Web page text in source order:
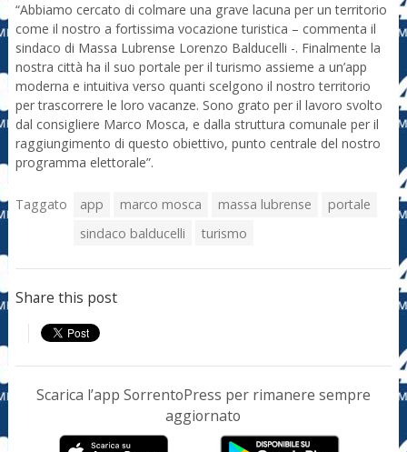
“Abbiamo cercato di colmare una grave lacuna per un territorio
come il nostro a fortissima vocazione turistica – commenta il
sindaco di Massa Lubrense Lorenzo Balducelli -. Finalmente la
nostra città ha il suo portale per il turismo assieme a un’app
moderna e intuitiva verso quanti scelgono il nostro territorio
per trascorrere le loro vacanze. Sono grato per il lavoro svolto
dal consigliere Marco Mosca, e dalla struttura comunale per il
raggiungimento di questo obiettivo, punto centrale del nostro
programma elettorale”.
Taggato app marco mosca massa lubrense
portale
sindaco balducelli
turismo
Share this post
Scarica l’app SorrentoPress per rimanere sempre
aggiornato